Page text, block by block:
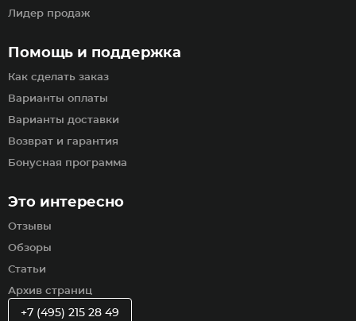
Помощь и поддержка
Как сделать заказ
Варианты оплаты
Варианты доставки
Возврат и гарантия
Бонусная программа
Лидер продаж
Это интересно
Отзывы
Обзоры
Статьи
Архив страниц
+7 (495) 215 28 49